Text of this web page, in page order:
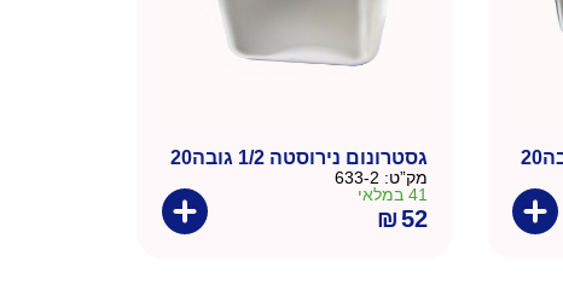
גסטרונום נירוסטה 1/2 גובה20
מק”ט: 633-2
41 במלאי
₪52